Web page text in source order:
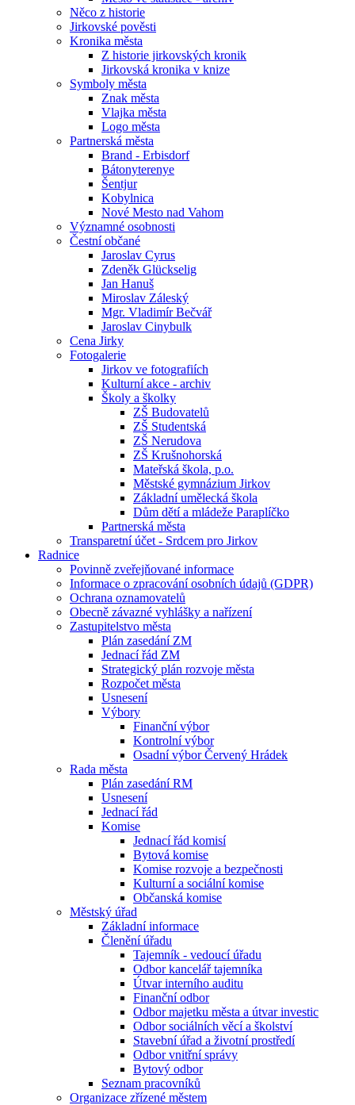
Něco z historie
Jirkovské pověsti
Kronika města
Z historie jirkovských kronik
Jirkovská kronika v knize
Symboly města
Znak města
Vlajka města
Logo města
Partnerská města
Brand - Erbisdorf
Bátonyterenye
Šentjur
Kobylnica
Nové Mesto nad Vahom
Významné osobnosti
Čestní občané
Jaroslav Cyrus
Zdeněk Glückselig
Jan Hanuš
Miroslav Záleský
Mgr. Vladimír Bečvář
Jaroslav Cinybulk
Cena Jirky
Fotogalerie
Jirkov ve fotografiích
Kulturní akce - archiv
Školy a školky
ZŠ Budovatelů
ZŠ Studentská
ZŠ Nerudova
ZŠ Krušnohorská
Mateřská škola, p.o.
Městské gymnázium Jirkov
Základní umělecká škola
Dům dětí a mládeže Paraplíčko
Partnerská města
Transparetní účet - Srdcem pro Jirkov
Radnice
Povinně zveřejňované informace
Informace o zpracování osobních údajů (GDPR)
Ochrana oznamovatelů
Obecně závazné vyhlášky a nařízení
Zastupitelstvo města
Plán zasedání ZM
Jednací řád ZM
Strategický plán rozvoje města
Rozpočet města
Usnesení
Výbory
Finanční výbor
Kontrolní výbor
Osadní výbor Červený Hrádek
Rada města
Plán zasedání RM
Usnesení
Jednací řád
Komise
Jednací řád komisí
Bytová komise
Komise rozvoje a bezpečnosti
Kulturní a sociální komise
Občanská komise
Městský úřad
Základní informace
Členění úřadu
Tajemník - vedoucí úřadu
Odbor kancelář tajemníka
Útvar interního auditu
Finanční odbor
Odbor majetku města a útvar investic
Odbor sociálních věcí a školství
Stavební úřad a životní prostředí
Odbor vnitřní správy
Bytový odbor
Seznam pracovníků
Organizace zřízené městem